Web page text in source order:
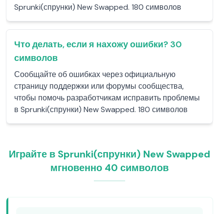
Sprunki(спрунки) New Swapped. 180 символов
Что делать, если я нахожу ошибки? 30
символов
Сообщайте об ошибках через официальную
страницу поддержки или форумы сообщества,
чтобы помочь разработчикам исправить проблемы
в Sprunki(спрунки) New Swapped. 180 символов
Играйте в Sprunki(спрунки) New Swapped
мгновенно 40 символов